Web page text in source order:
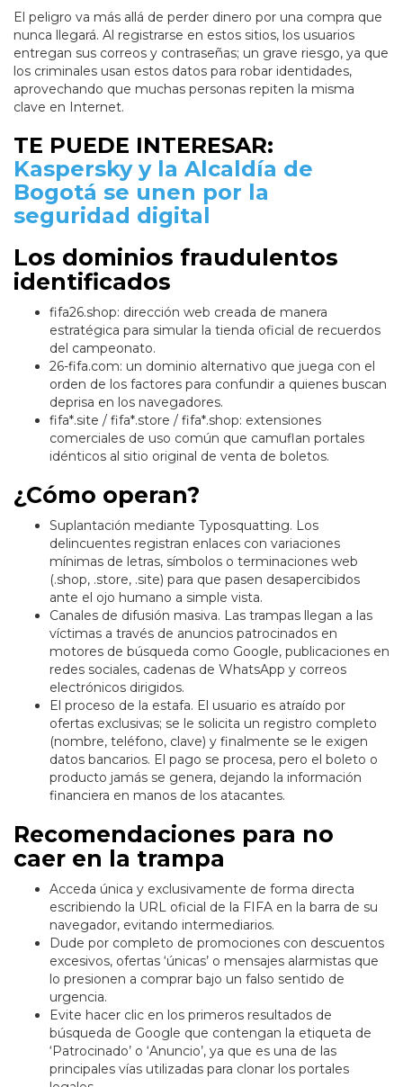
El peligro va más allá de perder dinero por una compra que
nunca llegará. Al registrarse en estos sitios, los usuarios
entregan sus correos y contraseñas; un grave riesgo, ya que
los criminales usan estos datos para robar identidades,
aprovechando que muchas personas repiten la misma
clave en Internet.
TE PUEDE INTERESAR:
Kaspersky y la Alcaldía de
Bogotá se unen por la
seguridad digital
Los dominios fraudulentos
identificados
fifa26.shop: dirección web creada de manera
estratégica para simular la tienda oficial de recuerdos
del campeonato.
26-fifa.com: un dominio alternativo que juega con el
orden de los factores para confundir a quienes buscan
deprisa en los navegadores.
fifa*.site / fifa*.store / fifa*.shop: extensiones
comerciales de uso común que camuflan portales
idénticos al sitio original de venta de boletos.
¿Cómo operan?
Suplantación mediante Typosquatting. Los
delincuentes registran enlaces con variaciones
mínimas de letras, símbolos o terminaciones web
(.shop, .store, .site) para que pasen desapercibidos
ante el ojo humano a simple vista.
Canales de difusión masiva. Las trampas llegan a las
víctimas a través de anuncios patrocinados en
motores de búsqueda como Google, publicaciones en
redes sociales, cadenas de WhatsApp y correos
electrónicos dirigidos.
El proceso de la estafa. El usuario es atraído por
ofertas exclusivas; se le solicita un registro completo
(nombre, teléfono, clave) y finalmente se le exigen
datos bancarios. El pago se procesa, pero el boleto o
producto jamás se genera, dejando la información
financiera en manos de los atacantes.
Recomendaciones para no
caer en la trampa
Acceda única y exclusivamente de forma directa
escribiendo la URL oficial de la FIFA en la barra de su
navegador, evitando intermediarios.
Dude por completo de promociones con descuentos
excesivos, ofertas ‘únicas’ o mensajes alarmistas que
lo presionen a comprar bajo un falso sentido de
urgencia.
Evite hacer clic en los primeros resultados de
búsqueda de Google que contengan la etiqueta de
‘Patrocinado’ o ‘Anuncio’, ya que es una de las
principales vías utilizadas para clonar los portales